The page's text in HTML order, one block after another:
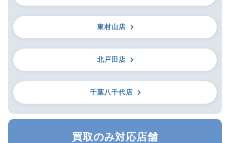
東村山店
北戸田店
千葉八千代店
買取のみ対応店舗